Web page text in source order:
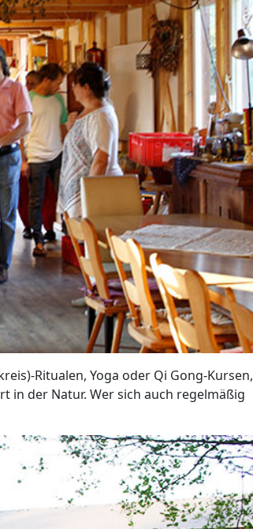
Ritualen, Yoga oder Qi Gong-Kursen,
in der Natur. Wer sich auch regelmäßig